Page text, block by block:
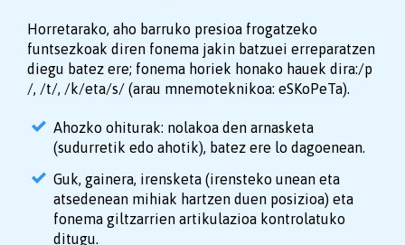
Horretarako, aho barruko presioa frogatzeko
funtsezkoak diren fonema jakin batzuei erreparatzen
diegu batez ere; fonema horiek honako hauek dira:/p
/, /t/, /k/eta/s/ (arau mnemoteknikoa: eSKoPeTa).
Ahozko ohiturak: nolakoa den arnasketa
(sudurretik edo ahotik), batez ere lo dagoenean.
Guk, gainera, irensketa (irensteko unean eta
atsedenean mihiak hartzen duen posizioa) eta
fonema giltzarrien artikulazioa kontrolatuko
ditugu.